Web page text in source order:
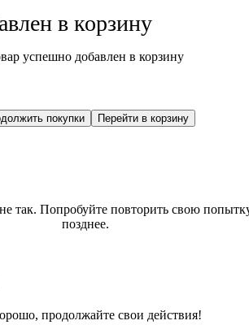
в корзину
успешно добавлен в корзину
так. Попробуйте повторить свою
позднее.
продолжайте свои действия!